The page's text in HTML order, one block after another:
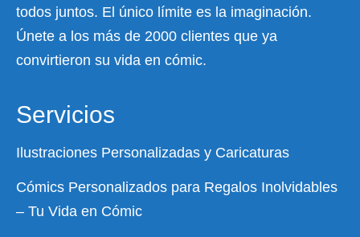
todos juntos. El único límite es la imaginación.
Únete a los más de 2000 clientes que ya
convirtieron su vida en cómic.
Servicios
Ilustraciones Personalizadas y Caricaturas
Cómics Personalizados para Regalos Inolvidables
– Tu Vida en Cómic